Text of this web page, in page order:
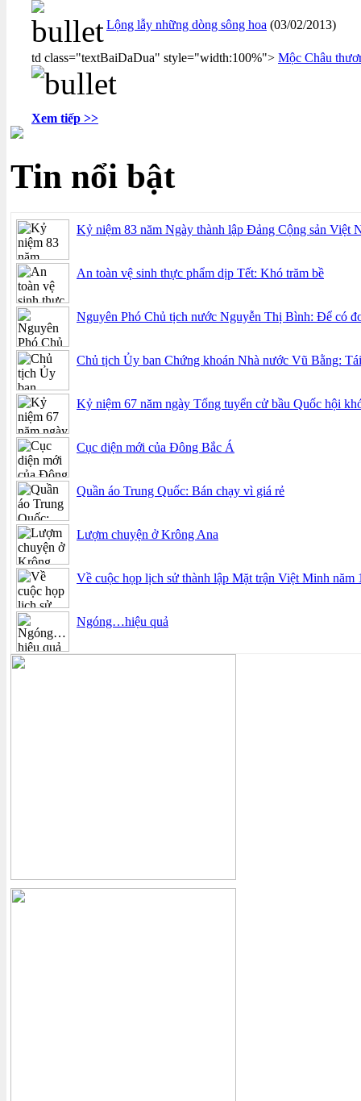
Lộng lẫy những dòng sông hoa (03/02/2013)
td class="textBaiDaDua" style="width:100%"> Mộc Châu
Xem tiếp >>
Tin nổi bật
Kỷ niệm 83 năm Ngày thành lập Đảng Cộng sản Việt
An toàn vệ sinh thực phẩm dịp Tết: Khó trăm bề
Nguyên Phó Chủ tịch nước Nguyễn Thị Bình: Để có
Chủ tịch Ủy ban Chứng khoán Nhà nước Vũ Bằng:
Kỷ niệm 67 năm ngày Tổng tuyển cử bầu Quốc hội
Cục diện mới của Đông Bắc Á
Quần áo Trung Quốc: Bán chạy vì giá rẻ
Lượm chuyện ở Krông Ana
Về cuộc họp lịch sử thành lập Mặt trận Việt Minh năm
Ngóng…hiệu quả